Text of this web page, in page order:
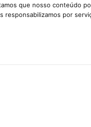
que nosso conteúdo
por